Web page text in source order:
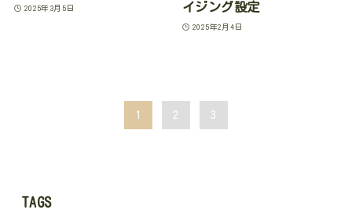
2025年3月5日
イジング設定
2025年2月4日
1 2 3
TAGS